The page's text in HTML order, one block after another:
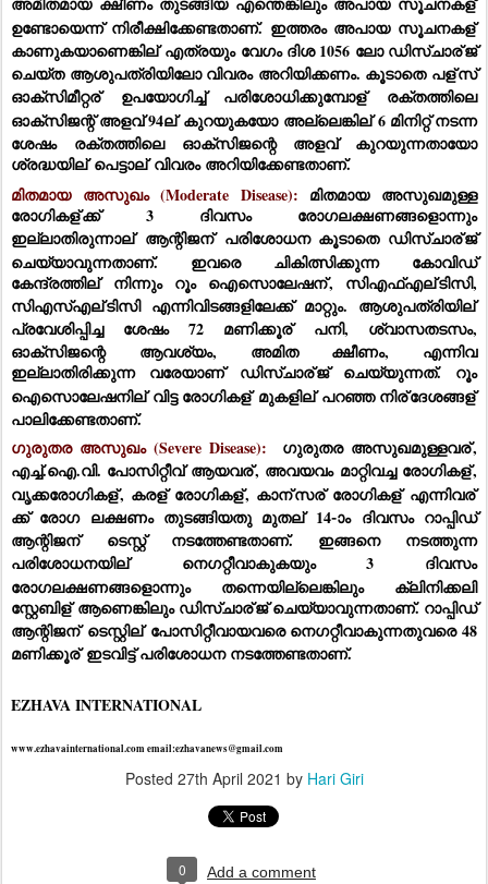
ഉണ്ടോയെന്ന് നിരീക്ഷിക്കേണ്ടതാണ്. ഇത്തരം അപായ സൂചനകള്
കാണുകയാണെങ്കില് എത്രയും വേഗം ദിശ 1056 ലോ ഡിസ്ചാര്ജ്
ചെയ്ത ആശുപത്രിയിലോ വിവരം അറിയിക്കണം. കൂടാതെ പള്സ്
ഓക്‌സിമീറ്റര് ഉപയോഗിച്ച് പരിശോധിക്കുമ്പോള് രക്തത്തിലെ
ഓക്‌സിജന്റ് അളവ് 94ല് കുറയുകയോ അല്ലെങ്കില് 6 മിനിറ്റ് നടന്ന
ശേഷം രക്തത്തിലെ ഓക്‌സിജന്റെ അളവ് കുറയുന്നതായോ
ശ്രദ്ധയില് പെട്ടാല് വിവരം അറിയിക്കേണ്ടതാണ്.
മിതമായ അസുഖം (Moderate Disease): മിതമായ അസുഖമുള്ള
രോഗികള്ക്ക് 3 ദിവസം രോഗലക്ഷണങ്ങളൊന്നും
ഇല്ലാതിരുന്നാല് ആന്റിജന് പരിശോധന കൂടാതെ ഡിസ്ചാര്ജ്
ചെയ്യാവുന്നതാണ്. ഇവരെ ചികിത്സിക്കുന്ന കോവിഡ്
കേന്ദ്രത്തില് നിന്നും റൂം ഐസൊലേഷന്, സിഎഫ്എല്ടിസി,
സിഎസ്എല്ടിസി എന്നിവിടങ്ങളിലേക്ക് മാറ്റും. ആശുപത്രിയില്
പ്രവേശിപ്പിച്ച ശേഷം 72 മണിക്കൂര് പനി, ശ്വാസതടസം,
ഓക്‌സിജന്റെ ആവശ്യം, അമിത ക്ഷീണം, എന്നിവ
ഇല്ലാതിരിക്കുന്ന വരേയാണ് ഡിസ്ചാര്ജ് ചെയ്യുന്നത്. റൂം
ഐസൊലേഷനില് വിട്ട രോഗികള് മുകളില് പറഞ്ഞ നിര്ദേശങ്ങള്
പാലിക്കേണ്ടതാണ്.
ഗുരുതര അസുഖം (Severe Disease): ഗുരുതര അസുഖമുള്ളവര്,
എച്ച്.ഐ.വി. പോസിറ്റീവ് ആയവര്, അവയവം മാറ്റിവച്ച രോഗികള്,
വൃക്കരോഗികള്, കരള് രോഗികള്, കാന്സര് രോഗികള് എന്നിവര്
ക്ക് രോഗ ലക്ഷണം തുടങ്ങിയതു മുതല് 14-ാം ദിവസം റാപ്പിഡ്
ആന്റിജന് ടെസ്റ്റ് നടത്തേണ്ടതാണ്. ഇങ്ങനെ നടത്തുന്ന
പരിശോധനയില് നെഗറ്റീവാകുകയും 3 ദിവസം
രോഗലക്ഷണങ്ങളൊന്നും തന്നെയില്ലെങ്കിലും ക്ലിനിക്കലി
സ്റ്റേബിള് ആണെങ്കിലും ഡിസ്ചാര്ജ് ചെയ്യാവുന്നതാണ്. റാപ്പിഡ്
ആന്റിജന് ടെസ്റ്റില് പോസിറ്റീവായവരെ നെഗറ്റീവാകുന്നതുവരെ 48
മണിക്കൂര് ഇടവിട്ട് പരിശോധന നടത്തേണ്ടതാണ്.
EZHAVA INTERNATIONAL
www.ezhavainternational.com email:ezhavanews@gmail.com
Posted 27th April 2021 by Hari Giri
0 Add a comment